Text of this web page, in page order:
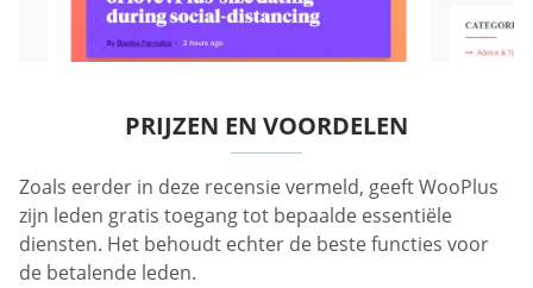
PRIJZEN EN VOORDELEN
Zoals eerder in deze recensie vermeld, geeft WooPlus
zijn leden gratis toegang tot bepaalde essentiële
diensten. Het behoudt echter de beste functies voor
de betalende leden.